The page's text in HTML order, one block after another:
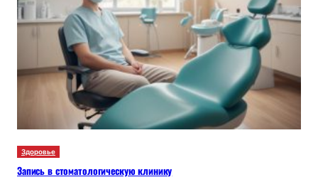
Здоровье
Запись в стоматологическую клинику